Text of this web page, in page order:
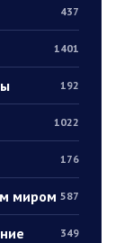
437
1401
192
1022
176
миром 587
349